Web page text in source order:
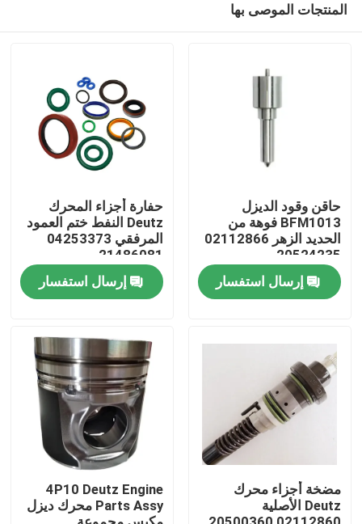
منزل
أشرطة فيديو
جولة في المعمل
المنتجات الموصى بها
حاقن وقود الديزل
BFM1013 فوهة من
الحديد الزهر 02112866
20524235
إرسال استفسار
حفارة أجزاء المحرك
Deutz النفط ختم العمود
المرفقي 04253373
21486081
إرسال استفسار
مضخة أجزاء محرك
Deutz الأصلية
4P10 Deutz Engine
Parts Assy محرك ديزل